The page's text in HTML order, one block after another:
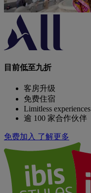
目前低至九折
客房升级
免费住宿
Limitless experiences
逾 100 家合作伙伴
免费加入 了解更多